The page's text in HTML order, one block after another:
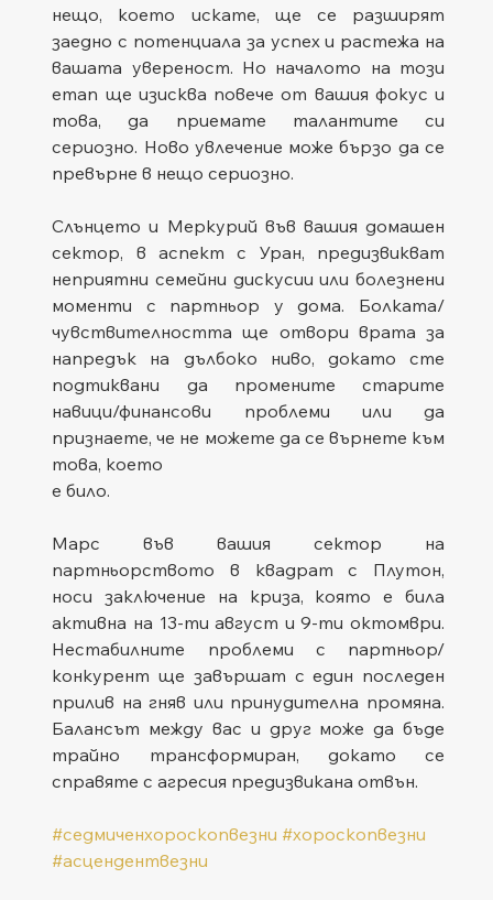
нещо, което искате, ще се разширят
заедно с потенциала за успех и растежа на
вашата увереност. Но началото на този
етап ще изисква повече от вашия фокус и
това, да приемате талантите си
сериозно. Ново увлечение може бързо да се
превърне в нещо сериозно.
Слънцето и Меркурий във вашия домашен
сектор, в аспект с Уран, предизвикват
неприятни семейни дискусии или болезнени
моменти с партньор у дома. Болката/
чувствителността ще отвори врата за
напредък на дълбоко ниво, докато сте
подтиквани да промените старите
навици/финансови проблеми или да
признаете, че не можете да се върнете към
това, което
е било.
Марс във вашия сектор на
партньорството в квадрат с Плутон,
носи заключение на криза, която е била
активна на 13-ти август и 9-ти октомври.
Нестабилните проблеми с партньор/
конкурент ще завършат с един последен
прилив на гняв или принудителна промяна.
Балансът между вас и друг може да бъде
трайно трансформиран, докато се
справяте с агресия предизвикана отвън.
#седмиченхороскопвезни #хороскопвезни
#асцендентвезни